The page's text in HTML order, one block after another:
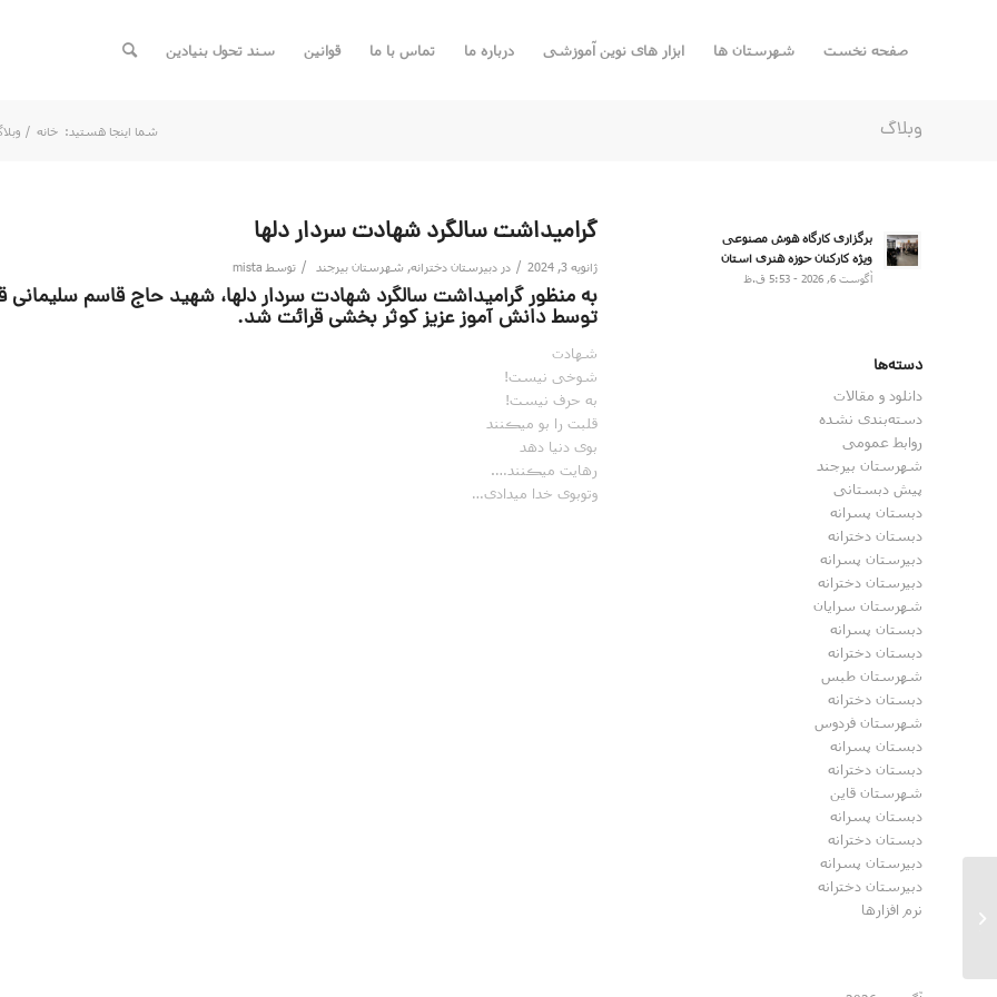
صفحه نخست شهرستان ها ابزار های نوین آموزشی درباره ما تماس با ما قوانین سند تحول بنیادین
وبلاگ شما اینجا هستید: خانه /
گرامیداشت سالگرد شهادت سردار دلها
ژانویه 3, 2024 / در دبیرستان دخترانه, شهرستان بیرجند / توسط mista
به منظور گرامیداشت سالگرد شهادت سردار دلها، شهید حاج قاسم سلیمانی
توسط دانش آموز عزیز کوثر بخشی قرائت شد.
شهادت
شوخی نیست!
به حرف نیست!
قلبت را بو میڪنند
بوی دنیا دهد
رهایت میڪنند….
وتوبوی خدا میدادی…
برگزاری کارگاه هوش مصنوعی
ویژه کارکنان حوزه هنری استان
آگوست 6, 2026 - 5:53 ق.ظ
دسته‌ها
دانلود و مقالات
دسته‌بندی نشده
روابط عمومی
شهرستان بیرجند
پیش دبستانی
دبستان پسرانه
دبستان دخترانه
دبیرستان پسرانه
دبیرستان دخترانه
شهرستان سرایان
دبستان پسرانه
دبستان دخترانه
شهرستان طبس
دبستان دخترانه
شهرستان فردوس
دبستان پسرانه
دبستان دخترانه
شهرستان قاین
دبستان پسرانه
دبستان دخترانه
دبیرستان پسرانه
دبیرستان دخترانه
نرم افزارها
برگزاری ختـــم قـــرآن به یاد شهدای